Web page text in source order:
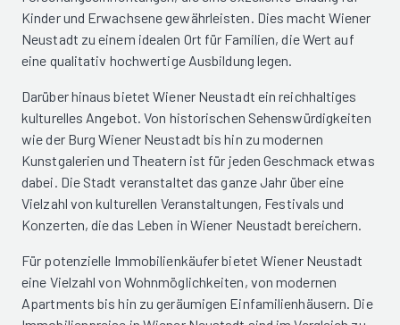
Kinder und Erwachsene gewährleisten. Dies macht Wiener
Neustadt zu einem idealen Ort für Familien, die Wert auf
eine qualitativ hochwertige Ausbildung legen.
Darüber hinaus bietet Wiener Neustadt ein reichhaltiges
kulturelles Angebot. Von historischen Sehenswürdigkeiten
wie der Burg Wiener Neustadt bis hin zu modernen
Kunstgalerien und Theatern ist für jeden Geschmack etwas
dabei. Die Stadt veranstaltet das ganze Jahr über eine
Vielzahl von kulturellen Veranstaltungen, Festivals und
Konzerten, die das Leben in Wiener Neustadt bereichern.
Für potenzielle Immobilienkäufer bietet Wiener Neustadt
eine Vielzahl von Wohnmöglichkeiten, von modernen
Apartments bis hin zu geräumigen Einfamilienhäusern. Die